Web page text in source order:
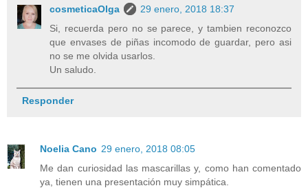
cosmeticaOlga
29 enero, 2018 18:37
Si, recuerda pero no se parece, y tambien reconozco
que envases de piñas incomodo de guardar, pero asi
no se me olvida usarlos.
Un saludo.
Responder
Noelia Cano 29 enero, 2018 08:05
Me dan curiosidad las mascarillas y, como han comentado
ya, tienen una presentación muy simpática.